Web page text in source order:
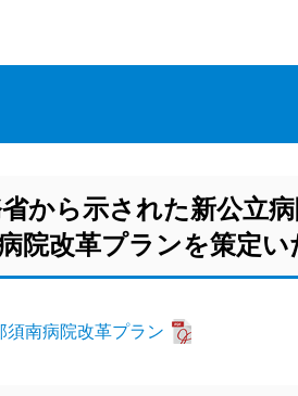
から示された新公立
院改革プランを策定い
須南病院改革プラン